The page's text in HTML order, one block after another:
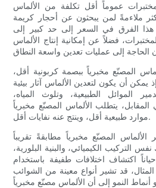
عموماً أقل تكلفة من الألماس
ملاءمةً لمن يبحثون عن أحجار كريمة
هذا الفرق في السعر إلى حد كبير إلى
فضلاً عن إمكانية إنتاج الألماس
المصنّع مخبرياً ببصمة كربونية أقل،
يمكن أن يكون لتعدين الألماس آثار بيئية
الموائل الطبيعية، وتلوث المياه،
يتطلب الألماس المصنّع مخبرياً
موارد طبيعية أقل، وينتج عنه نفايات أقل.
الألماس المصنّع مخبرياً مطابقةً تقريباً
التركيب الكيميائي، والبنية البلورية،
اكتشاف اختلافات طفيفة باستخدام
قد تشير أنواع معينة من الشوائب